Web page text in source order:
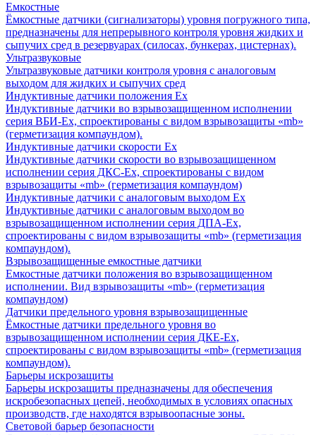
Емкостные
Ёмкостные датчики (сигнализаторы) уровня погружного типа,
предназначены для непрерывного контроля уровня жидких и
сыпучих сред в резервуарах (силосах, бункерах, цистернах).
Ультразвуковые
Ультразвуковые датчики контроля уровня с аналоговым
выходом для жидких и сыпучих сред
Индуктивные датчики положения Ех
Индуктивные датчики во взрывозащищенном исполнении
серия ВБИ-Ех, спроектированы с видом взрывозащиты «mb»
(герметизация компаундом).
Индуктивные датчики скорости Ех
Индуктивные датчики скорости во взрывозащищенном
исполнении серия ДКС-Ех, спроектированы с видом
взрывозащиты «mb» (герметизация компаундом)
Индуктивные датчики с аналоговым выходом Ех
Индуктивные датчики с аналоговым выходом во
взрывозащищенном исполнении серия ДПА-Ех,
спроектированы с видом взрывозащиты «mb» (герметизация
компаундом).
Взрывозащищенные емкостные датчики
Емкостные датчики положения во взрывозащищенном
исполнении. Вид взрывозащиты «mb» (герметизация
компаундом)
Датчики предельного уровня взрывозащищенные
Ёмкостные датчики предельного уровня во
взрывозащищенном исполнении серия ДКЕ-Ех,
спроектированы с видом взрывозащиты «mb» (герметизация
компаундом).
Барьеры искрозащиты
Барьеры искрозащиты предназначены для обеспечения
искробезопасных цепей, необходимых в условиях опасных
производств, где находятся взрывоопасные зоны.
Световой барьер безопасности